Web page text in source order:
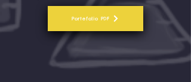
Portefolio PDF